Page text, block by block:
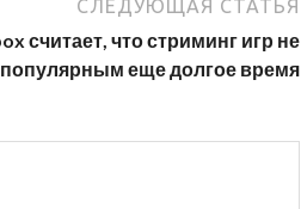
СЛЕДУЮЩАЯ СТАТЬЯ
считает, что стриминг игр не
популярным еще долгое время